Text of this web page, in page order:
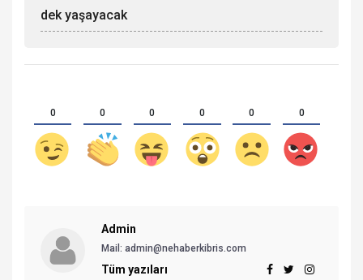
dek yaşayacak
0 0 0 0 0 0
Admin
Mail: admin@nehaberkibris.com
Tüm yazıları